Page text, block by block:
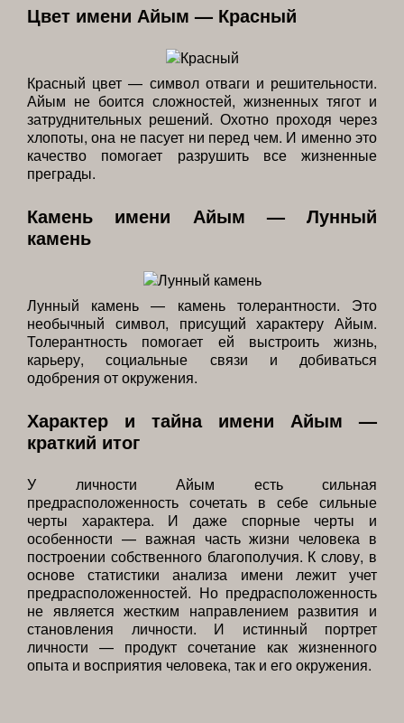
Цвет имени Айым — Красный
Красный цвет — символ отваги и решительности.
Айым не боится сложностей, жизненных тягот и
затруднительных решений. Охотно проходя через
хлопоты, она не пасует ни перед чем. И именно это
качество помогает разрушить все жизненные
преграды.
Камень имени Айым — Лунный
камень
Лунный камень — камень толерантности. Это
необычный символ, присущий характеру Айым.
Толерантность помогает ей выстроить жизнь,
карьеру, социальные связи и добиваться
одобрения от окружения.
Характер и тайна имени Айым —
краткий итог
У личности Айым есть сильная
предрасположенность сочетать в себе сильные
черты характера. И даже спорные черты и
особенности — важная часть жизни человека в
построении собственного благополучия. К слову, в
основе статистики анализа имени лежит учет
предрасположенностей. Но предрасположенность
не является жестким направлением развития и
становления личности. И истинный портрет
личности — продукт сочетание как жизненного
опыта и восприятия человека, так и его окружения.